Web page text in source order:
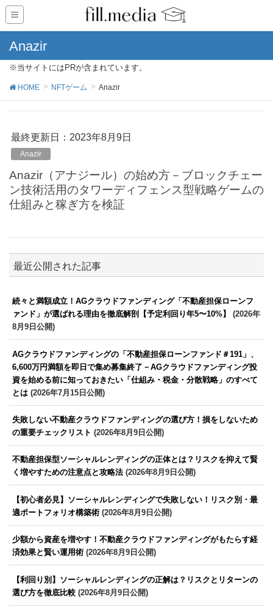
Anazir
※当サイトにはPRが含まれています。
HOME NFTゲーム Anazir
最終更新日：2023年8月9日
Anazir
Anazir（アナジール）の始め方－ブロックチェー
ン技術活用のタワーディフェンス型戦略ゲームの
仕組みと稼ぎ方を検証
最近公開された記事
続々と満額成立！AGクラウドファンディング「不動産担保ローンフ
ァンド」が選ばれる理由を徹底解剖【予定利回り年5〜10%】
(2026年
8月9日公開)
AGクラウドファンディングの「不動産担保ローンファンド＃191」、
6,600万円満額を即日で集め募集終了－AGクラウドファンディング投
資を始める前に知っておきたい「仕組み・税金・分散戦略」のすべて
とは (2026年7月15日公開)
失敗しない不動産クラウドファンディングの選び方！損をしないため
の重要チェックリスト (2026年8月9日公開)
不動産担保型ソーシャルレンディングの正体とは？リスクを抑えて賢
く増やすための注意点と攻略法(2026年8月9日公開)
【初心者必見】ソーシャルレンディングで失敗しない！リスク別・最
適ポートフォリオ構築術 (2026年8月9日公開)
少額から資産を増やす！不動産クラウドファンディングがもたらす経
済効果と賢い運用術 (2026年8月9日公開)
【利回り別】ソーシャルレンディングの正解は？リスクとリターンの
選び方を徹底比較 (2026年8月9日公開)